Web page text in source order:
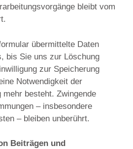
bleibt vom
übermittelte Daten
bis Sie uns zur Löschung
zur Speicherung
Notwendigkeit der
mehr besteht. Zwingende
– insbesondere
– bleiben unberührt.
Beiträgen und